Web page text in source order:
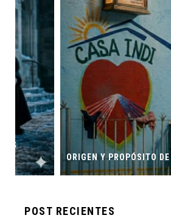
ORIGEN Y PROPÓSITO DE CASA INDI
POST RECIENTES